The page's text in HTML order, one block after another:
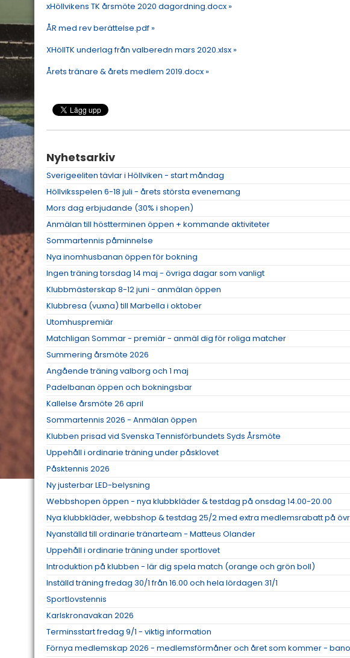
xHöllvikens TK årsmöte 2020 dagordning.docx »
ÅR med rev berättelse.pdf »
XHöllTK underlag från valberedn mars 2020.xlsx »
Årets tränare & årets medlem 2019.docx »
Nyhetsarkiv
Sverigeeliten tävlar i Höllviken - start måndag
Höllviksspelen 6-18 juli - årets största evenemang
Mors dag erbjudande (30% i shopen)
Anmälan till höstterminen öppen + kommande aktiviteter
Sommartennis påminnelse
Nya inomhusbanan öppen för bokning
Ingen träning torsdag 14 maj - övriga dagar som vanligt
Klubbmästerskap 8-12 juni - anmälan öppen
Klubbresa (vuxna) till Marbella i oktober
Utomhuspremiär
Matchligan Sommar - premiär - anmäl dig för roliga matcher
Summering årsmöte 2026
Angående träning valborg och 1 maj
Padelbanan öppen och bokningsbar
Kallelse årsmöte 26 april
Sommartennis 2026 - Anmälan öppen
Klubben prisad vid Svenska Tennisförbundets Syds Årsmöte
Uppehåll i ordinarie träning under påsklovet
Påsktennis 2026
Ny justerbar LED-belysning
Webbshopen öppen - nya klubbkläder & testdag på onsdag 14.00-20.00
Nya klubbkläder, webbshop & testdag 25/2 med extra medlemsrabatt på
Nyanställd till ordinarie tränarteam - Matteus Olander
Uppehåll i ordinarie träning under sportlovet
Introduktion på klubben - lär dig spela match (orange och grön boll)
Inställd träning fredag 30/1 från 16.00 och hela lördagen 31/1
Sportlovstennis
Karlskronavakan 2026
Terminsstart fredag 9/1 - viktig information
Förnya medlemskap 2026 - medlemsförmåner och året som kommer -